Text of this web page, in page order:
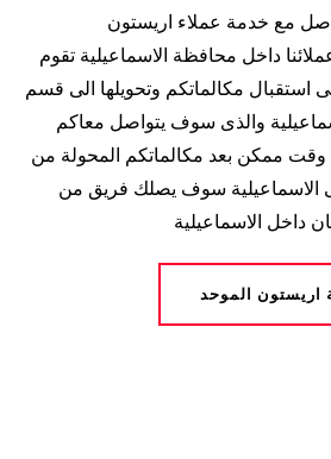
مع خدمة عملاء اريستون
داخل محافظة الاسماعيلية تقوم
استقبال مكالماتكم وتحويلها الى قسم
والذى سوف يتواصل معاكم
ممكن بعد مكالماتكم المحولة من
الاسماعيلية سوف يصلك فريق من
داخل الاسماعيلية
اريستون الموحد